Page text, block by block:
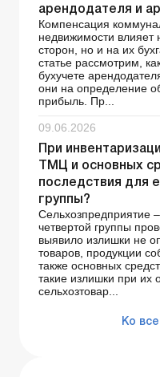
арендодателя и
Компенсация
недвижимости влияет
сторон, но и на их
статье рассмотрим,
бухучете
они на определение
прибыль. Пр...
09.06.2026
При
ТМЦ и основных
последствия для
группы?
Сельхозпредприятие
четвертой группы
выявило излишки не
товаров, продукции
также основных
такие излишки при их
сельхозтовар...
Ко